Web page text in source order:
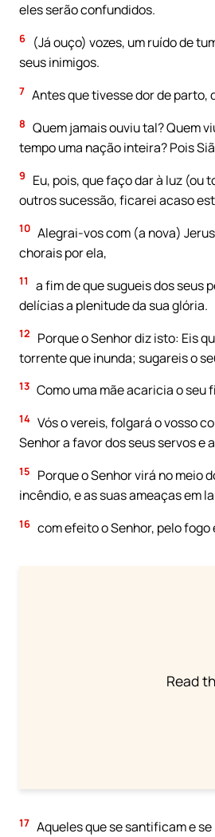
eles serão confundidos.
6
(Já ouço) vozes, um ruído de
seus inimigos.
7 Antes que tivesse dor de parto,
8 Quem jamais ouviu tal? Quem
tempo uma nação inteira? Pois
9
Eu, pois, que faço dar à luz (ou
outros sucessão, ficarei acaso
10 Alegrai-vos com (a nova)
chorais por ela,
11
a fim de que sugueis dos
delícias a plenitude da sua glória.
12
Porque o Senhor diz isto: Eis
torrente que inunda; sugareis o
13 Como uma mãe acaricia o seu
14 Vós o vereis, folgará o vosso
Senhor a favor dos seus servos e
15
Porque o Senhor virá no meio
incêndio, e as suas ameaças em
16 com efeito o Senhor, pelo
Read
17 Aqueles que se santificam e